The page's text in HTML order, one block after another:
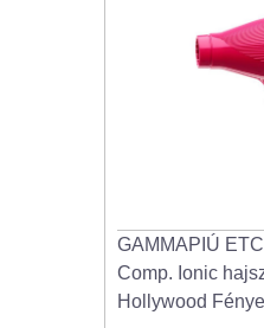
GAMMAPIÚ
Comp. Ionic
Hollywood